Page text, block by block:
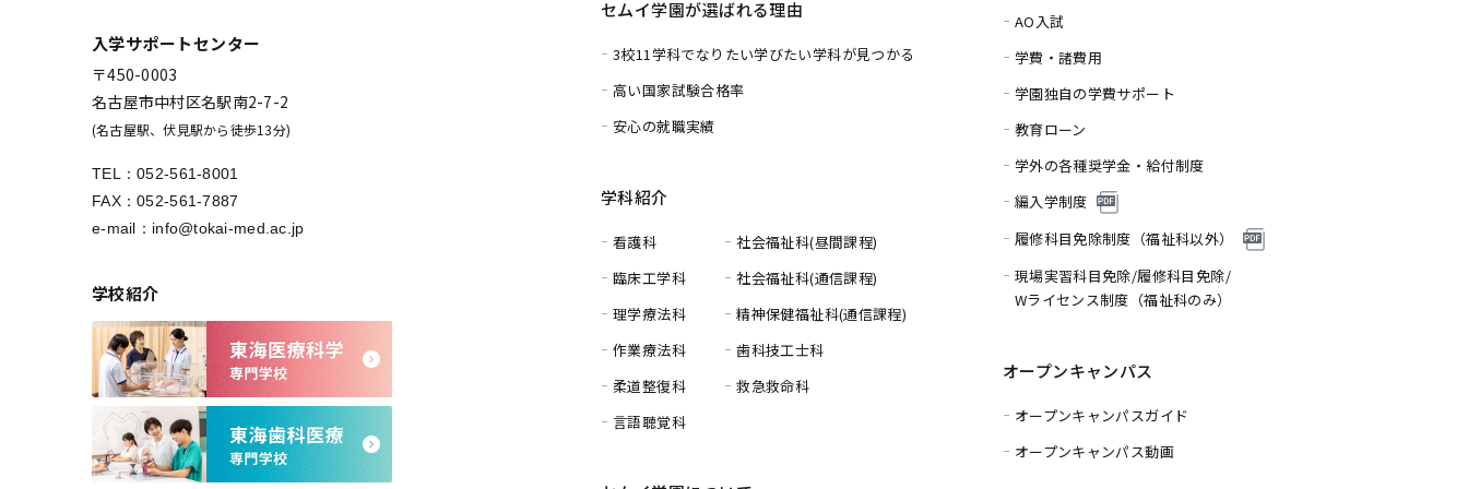
入学サポートセンター
〒450-0003
名古屋市中村区名駅南2-7-2
(名古屋駅、伏見駅から徒歩13分)
TEL：052-561-8001
FAX：052-561-7887
e-mail： info@tokai-med.ac.jp
学校紹介
セムイ学園が選ばれる理由
3校11学科でなりたい学びたい学科が見つかる
高い国家試験合格率
安心の就職実績
学科紹介
看護科
臨床工学科
理学療法科
作業療法科
柔道整復科
言語聴覚科
社会福祉科(昼間課程)
社会福祉科(通信課程)
精神保健福祉科(通信課程)
歯科技工士科
救急救命科
AO入試
学費・諸費用
学園独自の学費サポート
教育ローン
学外の各種奨学金・給付制度
編入学制度
履修科目免除制度（福祉科以外）
現場実習科目免除/履修科目免除/
Wライセンス制度（福祉科のみ）
オープンキャンパス
オープンキャンパスガイド
オープンキャンパス動画